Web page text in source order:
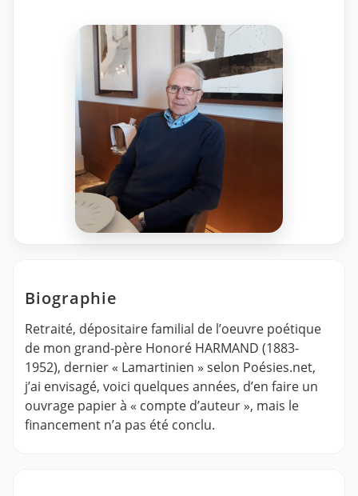
Biographie
Retraité, dépositaire familial de l’oeuvre poétique
de mon grand-père Honoré HARMAND (1883-
1952), dernier « Lamartinien » selon Poésies.net,
j’ai envisagé, voici quelques années, d’en faire un
ouvrage papier à « compte d’auteur », mais le
financement n’a pas été conclu.